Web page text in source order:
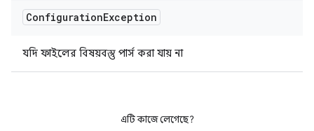
ConfigurationException
যদি ফাইলের বিষয়বস্তু পার্স করা যায় না
এটি কাজে লেগেছে?